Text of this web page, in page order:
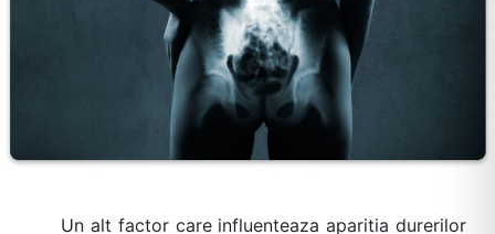
Un alt factor care influenteaza aparitia durerilor